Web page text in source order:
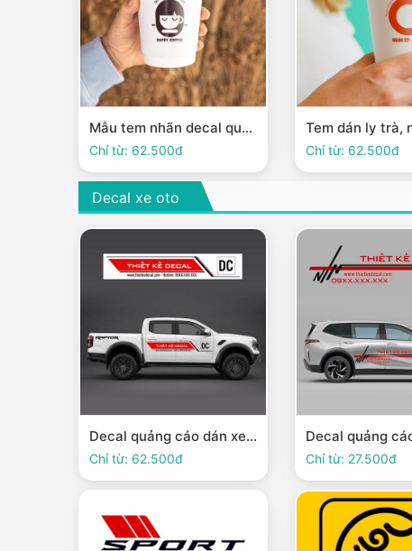
Mẫu tem nhãn decal quán cafe dán ly thiết kế sáng tạo
Chỉ từ: 62.500đ Chỉ từ: 62.500đ
Decal xe oto
Decal quảng cáo dán xe Ô tô 4
Chỉ từ: 62.500đ Chỉ từ: 27.500đ